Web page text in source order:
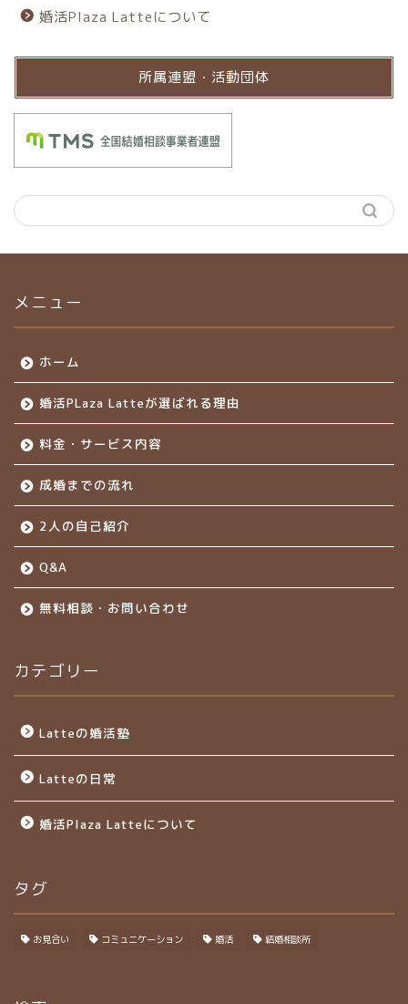
婚活Plaza Latteについて
所属連盟・活動団体
メニュー
ホーム
婚活PLaza Latteが選ばれる理由
料金・サービス内容
成婚までの流れ
2人の自己紹介
Q&A
無料相談・お問い合わせ
カテゴリー
Latteの婚活塾
Latteの日常
婚活Plaza Latteについて
タグ
お見合い コミュニケーション 婚活 結婚相談所